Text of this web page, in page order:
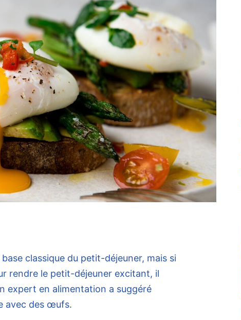
classique du petit-déjeuner, mais si
rendre le petit-déjeuner excitant, il
expert en alimentation a suggéré
avec des œufs.